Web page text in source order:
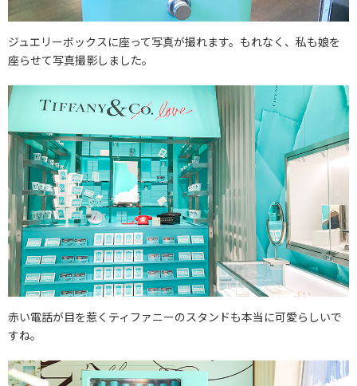
ジュエリーボックスに座って写真が撮れます。もれなく、私も娘を
座らせて写真撮影しました。
赤い電話が目を惹くティファニーのスタンドも本当に可愛らしいで
すね。